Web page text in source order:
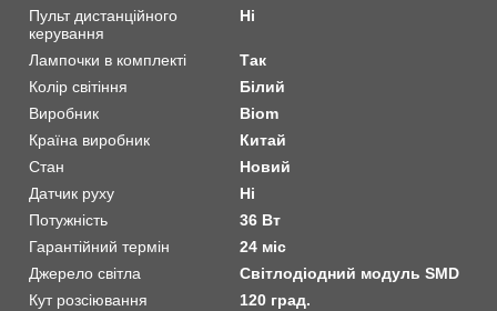
Пульт дистанційного
керування
Ні
Лампочки в комплекті
Так
Колір світіння
Білий
Виробник
Biom
Країна виробник
Китай
Стан
Новий
Датчик руху
Ні
Потужність
36 Вт
Гарантійний термін
24 міс
Джерело світла
Світлодіодний модуль SMD
Кут розсіювання
120 град.